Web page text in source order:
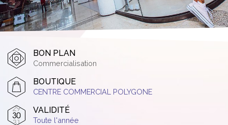
BON PLAN
Commercialisation
BOUTIQUE
CENTRE COMMERCIAL POLYGONE
VALIDITÉ
Toute l'année